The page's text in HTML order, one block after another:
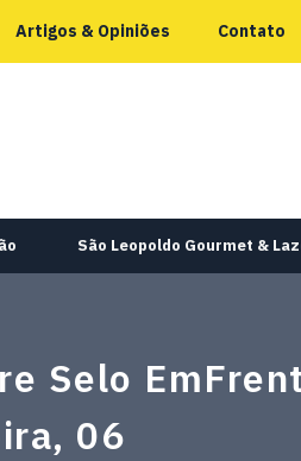
Artigos & Opiniões Contato
São Leopoldo Gourmet &
Selo
06